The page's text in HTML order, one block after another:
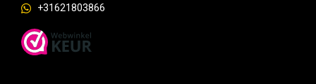
+31621803866